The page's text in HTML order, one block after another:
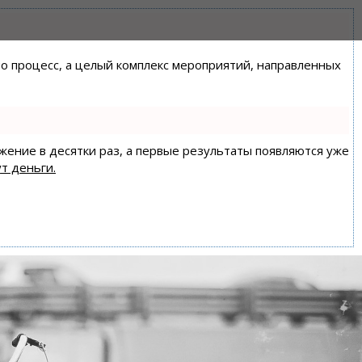
процесс, а целый комплекс мероприятий, направленных
в десятки раз, а первые результаты появляются уже
деньги.